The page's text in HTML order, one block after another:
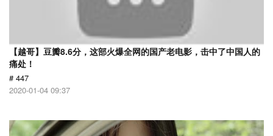
【越哥】豆瓣8.6分，这部火爆全网的国产老电影，击中了中国人的
痛处！
# 447
2020-01-04 09:37